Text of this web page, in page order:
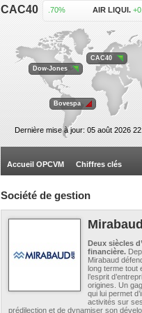
CAC40
ACCOR . +1.70% AIR LIQUI.
VEOLIA EN. +0.89% VINCI . -0.79%
Dernière mise à jour: 05 août 2026
Bovespa
CAC40
Dow-Jones
Accueil OPCVM Chiffres clés
Société de gestion
Mirabaud
Deux siècles
financière.
Mirabaud
long terme tout
l’esprit
origines. Un
qui lui permet
activités sur
prédilection et de dynamiser son